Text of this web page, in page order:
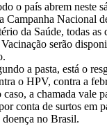
o país abrem neste
Campanha Nacional
da Saúde, todas as
serão
a pasta, está o
o HPV, contra a
a chamada vale
conta de surtos em
no Brasil.